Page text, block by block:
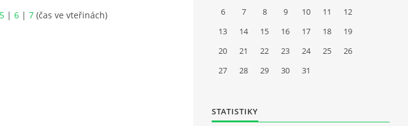
5 | 6 | 7 (čas ve vteřinách)
6
7 8 9 10 11
12
13
14 15 16 17 18
19
20
21 22 23 24 25
26
27
28 29 30 31
STATISTIKY